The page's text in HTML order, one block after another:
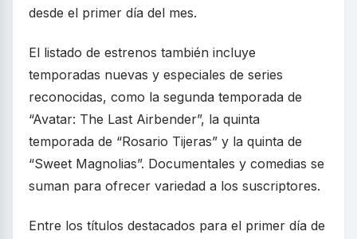
desde el primer día del mes.
El listado de estrenos también incluye
temporadas nuevas y especiales de series
reconocidas, como la segunda temporada de
“Avatar: The Last Airbender”, la quinta
temporada de “Rosario Tijeras” y la quinta de
“Sweet Magnolias”. Documentales y comedias se
suman para ofrecer variedad a los suscriptores.
Entre los títulos destacados para el primer día de